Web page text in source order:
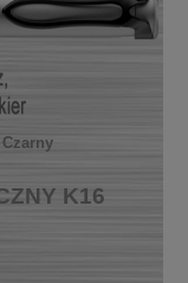
Czarny
K16